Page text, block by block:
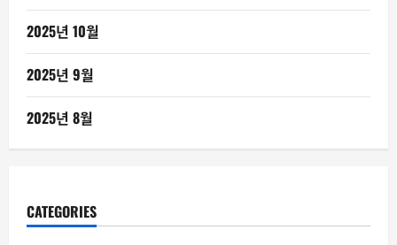
2025년 10월
2025년 9월
2025년 8월
CATEGORIES